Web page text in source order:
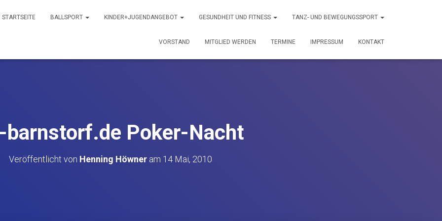
STARTSEITE BALLSPORT KINDER+JUGENDANGEBOT GESUNDHEIT UND FITNESS TANZ- UND BEWEGUNGSSPORT
VORSTAND MITGLIED WERDEN TERMINE IMPRESSUM KONTAKT
barnstorf.de Poker-Nacht
Veröffentlicht von Henning Höwner am 14 Mai, 2010